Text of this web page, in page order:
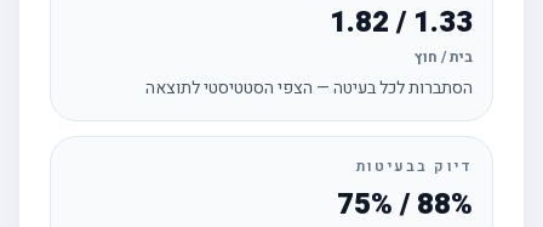
1.33 / 1.82
בית / חוץ
הסתברות לכל בעיטה — הצפי הסטטיסטי לתוצאה
דיוק בבעיטות
88% / 75%